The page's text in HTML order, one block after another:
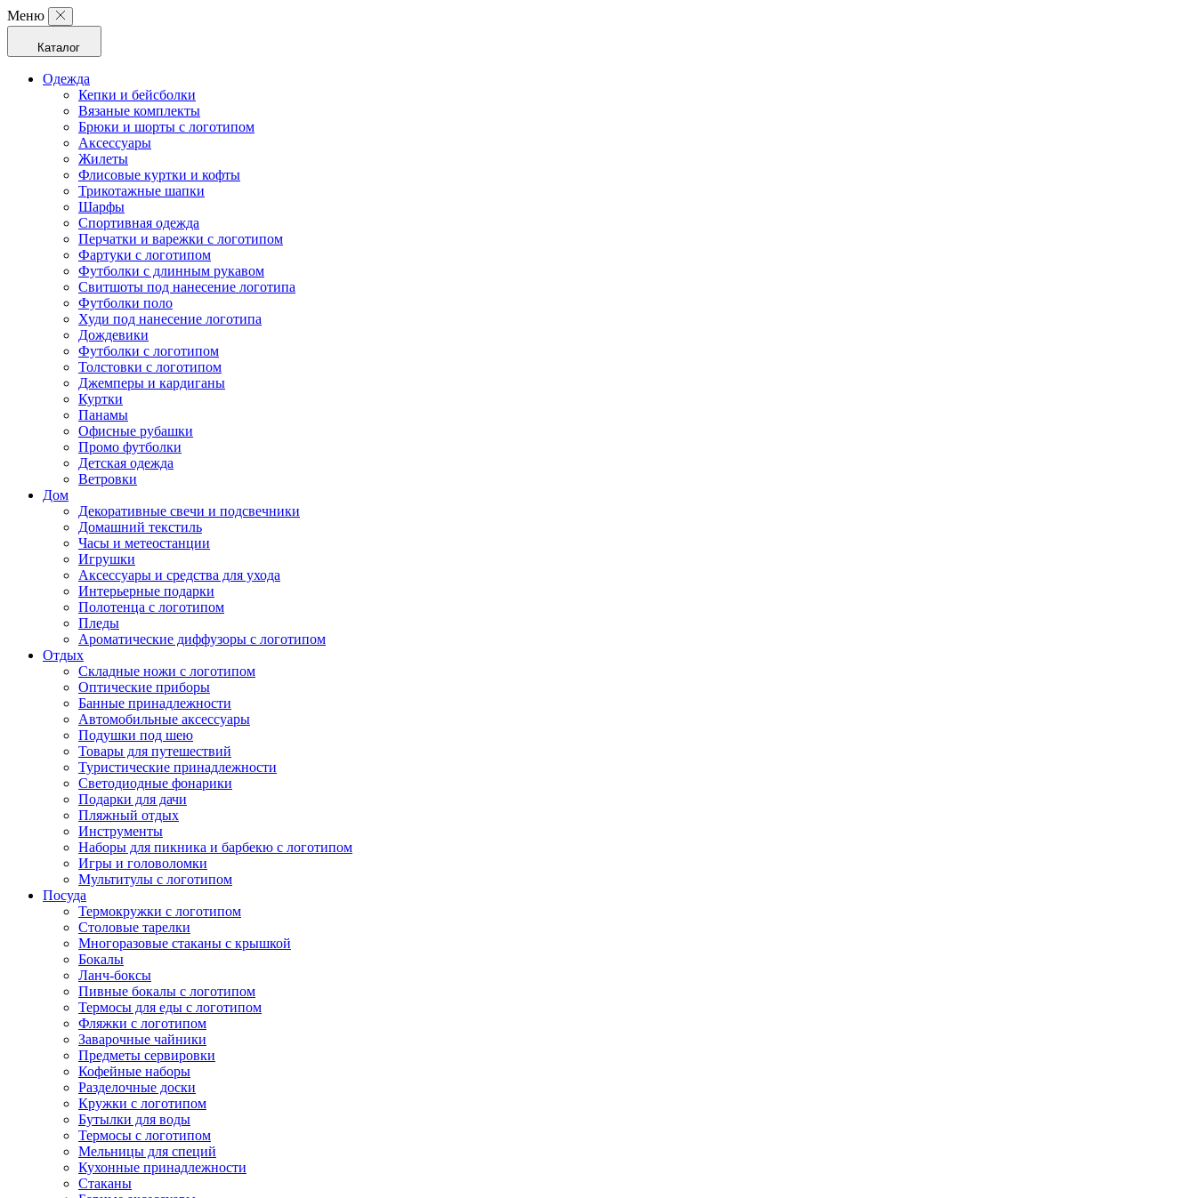
Меню
Каталог
Одежда
Кепки и бейсболки
Вязаные комплекты
Брюки и шорты с логотипом
Аксессуары
Жилеты
Флисовые куртки и кофты
Трикотажные шапки
Шарфы
Спортивная одежда
Перчатки и варежки с логотипом
Фартуки с логотипом
Футболки с длинным рукавом
Свитшоты под нанесение логотипа
Футболки поло
Худи под нанесение логотипа
Дождевики
Футболки с логотипом
Толстовки с логотипом
Джемперы и кардиганы
Куртки
Панамы
Офисные рубашки
Промо футболки
Детская одежда
Ветровки
Дом
Декоративные свечи и подсвечники
Домашний текстиль
Часы и метеостанции
Игрушки
Аксессуары и средства для ухода
Интерьерные подарки
Полотенца с логотипом
Пледы
Ароматические диффузоры с логотипом
Отдых
Складные ножи с логотипом
Оптические приборы
Банные принадлежности
Автомобильные аксессуары
Подушки под шею
Товары для путешествий
Туристические принадлежности
Светодиодные фонарики
Подарки для дачи
Пляжный отдых
Инструменты
Наборы для пикника и барбекю с логотипом
Игры и головоломки
Мультитулы с логотипом
Посуда
Термокружки с логотипом
Столовые тарелки
Многоразовые стаканы с крышкой
Бокалы
Ланч-боксы
Пивные бокалы с логотипом
Термосы для еды с логотипом
Фляжки с логотипом
Заварочные чайники
Предметы сервировки
Кофейные наборы
Разделочные доски
Кружки с логотипом
Бутылки для воды
Термосы с логотипом
Мельницы для специй
Кухонные принадлежности
Стаканы